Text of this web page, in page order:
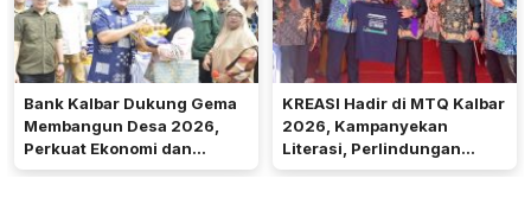
Bank Kalbar Dukung Gema
Membangun Desa 2026,
Perkuat Ekonomi dan
Kemandirian Desa di Kalbar
KREASI Hadir di MTQ Kalbar
2026, Kampanyekan
Literasi, Perlindungan
Anak, dan Wajib Belajar 13